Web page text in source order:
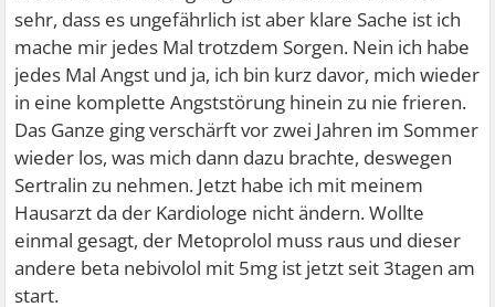
sehr, dass es ungefährlich ist aber klare Sache ist ich
mache mir jedes Mal trotzdem Sorgen. Nein ich habe
jedes Mal Angst und ja, ich bin kurz davor, mich wieder
in eine komplette Angststörung hinein zu nie frieren.
Das Ganze ging verschärft vor zwei Jahren im Sommer
wieder los, was mich dann dazu brachte, deswegen
Sertralin zu nehmen. Jetzt habe ich mit meinem
Hausarzt da der Kardiologe nicht ändern. Wollte
einmal gesagt, der Metoprolol muss raus und dieser
andere beta nebivolol mit 5mg ist jetzt seit 3tagen am
start.